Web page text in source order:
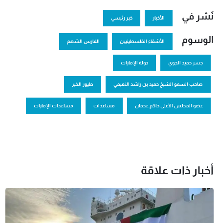
نُشر في الأخبار خبر رئيسي
الوسوم الأشقاء الفلسطينيين الفارس الشهم
جسر حميد الجوي دولة الإمارات
صاحب السمو الشيخ حميد بن راشد النعيمي طيور الخير
عضو المجلس الأعلى حاكم عجمان مساعدات مساعدات الإمارات
أخبار ذات علاقة